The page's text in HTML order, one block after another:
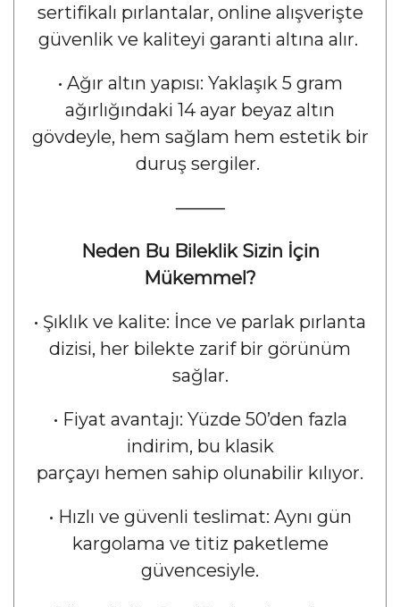
sertifikalı pırlantalar, online alışverişte
güvenlik ve kaliteyi garanti altına alır.
• Ağır altın yapısı: Yaklaşık 5 gram
ağırlığındaki 14 ayar beyaz altın
gövdeyle, hem sağlam hem estetik bir
duruş sergiler.
⸻
Neden Bu Bileklik Sizin İçin
Mükemmel?
• Şıklık ve kalite: İnce ve parlak pırlanta
dizisi, her bilekte zarif bir görünüm
sağlar.
• Fiyat avantajı: Yüzde 50’den fazla
indirim, bu klasik
parçayı hemen sahip olunabilir kılıyor.
• Hızlı ve güvenli teslimat: Aynı gün
kargolama ve titiz paketleme
güvencesiyle.